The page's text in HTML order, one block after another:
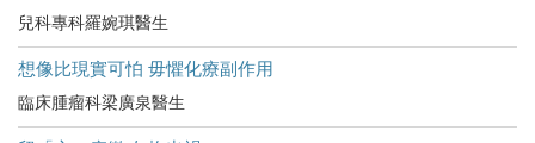
兒科專科羅婉琪醫生
想像比現實可怕 毋懼化療副作用
臨床腫瘤科梁廣泉醫生